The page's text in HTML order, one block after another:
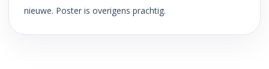
nieuwe. Poster is overigens prachtig.